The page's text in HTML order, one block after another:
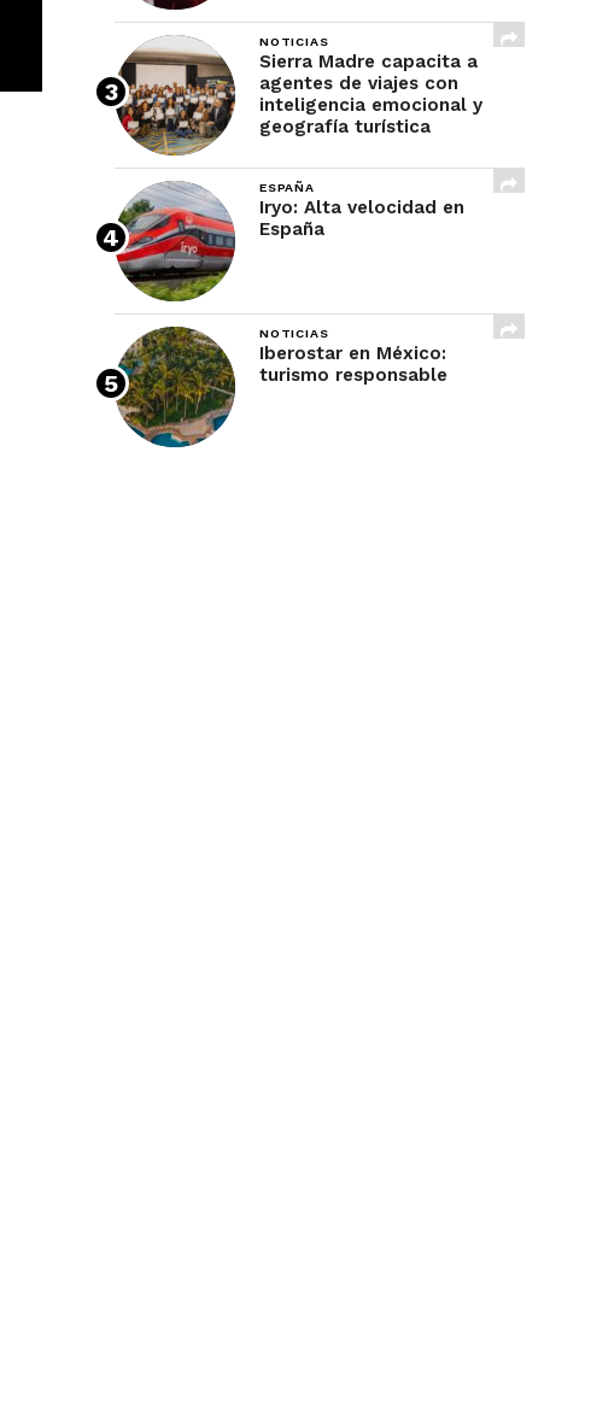
NOTICIAS
Sierra Madre capacita a
agentes de viajes con
inteligencia emocional y
geografía turística
ESPAÑA
Iryo: Alta velocidad en
España
NOTICIAS
Iberostar en México:
turismo responsable